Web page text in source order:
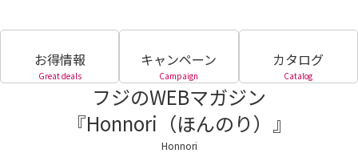
お得情報
Great deals
キャンペーン
Campaign
カタログ
Catalog
フジのWEBマガジン
『Honnori（ほんのり）』
Honnori